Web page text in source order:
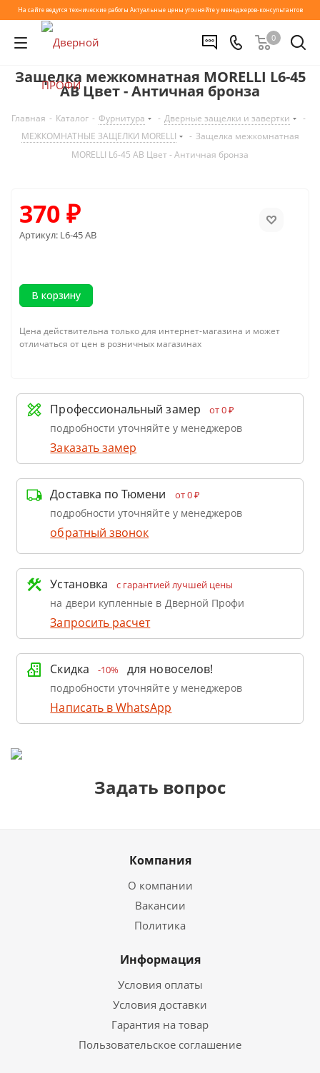
На сайте ведутся технические работы Актуальные цены уточняйте у менеджеров-консультантов
0
Защелка межкомнатная MORELLI L6-45
AB Цвет - Античная бронза
Главная - Каталог - Фурнитура - Дверные защелки и завертки
-
МЕЖКОМНАТНЫЕ ЗАЩЕЛКИ MORELLI
- Защелка межкомнатная
MORELLI L6-45 AB Цвет - Античная бронза
370₽
Артикул: L6-45 AB
В корзину
Цена действительна только для интернет-магазина и может
отличаться от цен в розничных магазинах
Профессиональный замер от 0 ₽
подробности уточняйте у менеджеров
Заказать замер
Доставка по Тюмени от 0 ₽
подробности уточняйте у менеджеров
обратный звонок
Установка с гарантией лучшей цены
на двери купленные в Дверной Профи
Запросить расчет
Скидка -10% для новоселов!
подробности уточняйте у менеджеров
Написать в WhatsApp
Задать вопрос
Компания
О компании
Вакансии
Политика
Информация
Условия оплаты
Условия доставки
Гарантия на товар
Пользовательское соглашение